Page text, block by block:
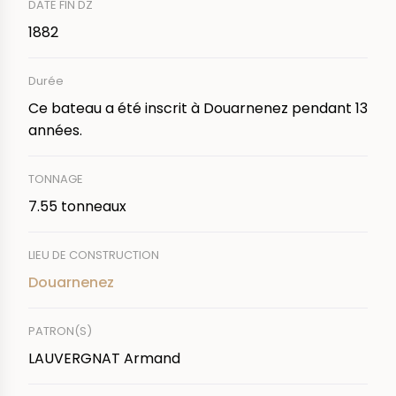
DATE FIN DZ
1882
Durée
Ce bateau a été inscrit à Douarnenez pendant 13
années.
TONNAGE
7.55 tonneaux
LIEU DE CONSTRUCTION
Douarnenez
PATRON(S)
LAUVERGNAT Armand